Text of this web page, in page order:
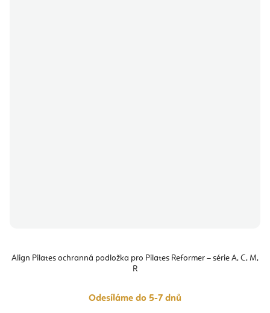
Align Pilates ochranná podložka pro Pilates Reformer – série A, C, M,
R
Odesíláme do 5-7 dnů